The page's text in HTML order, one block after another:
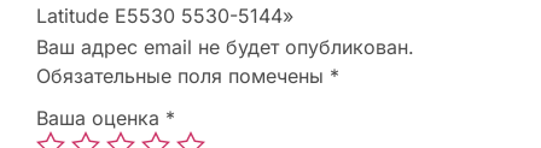
Latitude E5530 5530-5144»
Ваш адрес email не будет опубликован.
Обязательные поля помечены *
Ваша оценка *